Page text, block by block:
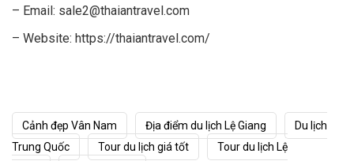
– Email: sale2@thaiantravel.com
– Website: https://thaiantravel.com/
Cảnh đẹp Vân Nam Địa điểm du lịch Lệ Giang
Du lịch
Trung Quốc
Tour du lịch giá tốt
Tour du lịch Lệ